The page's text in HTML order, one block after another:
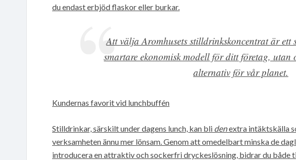
du endast erbjöd flaskor eller burkar.
Att välja Aromhusets stilldrinkskoncentrat är ett
smartare ekonomisk modell för ditt företag, utan
alternativ för vår planet.
Kundernas favorit vid lunchbuffén
Stilldrinkar, särskilt under dagens lunch, kan bli denextra intäktskälla
verksamheten ännu mer lönsam. Genom att omedelbart minska de
introducera en attraktiv och sockerfri dryckeslösning, bidrar du både